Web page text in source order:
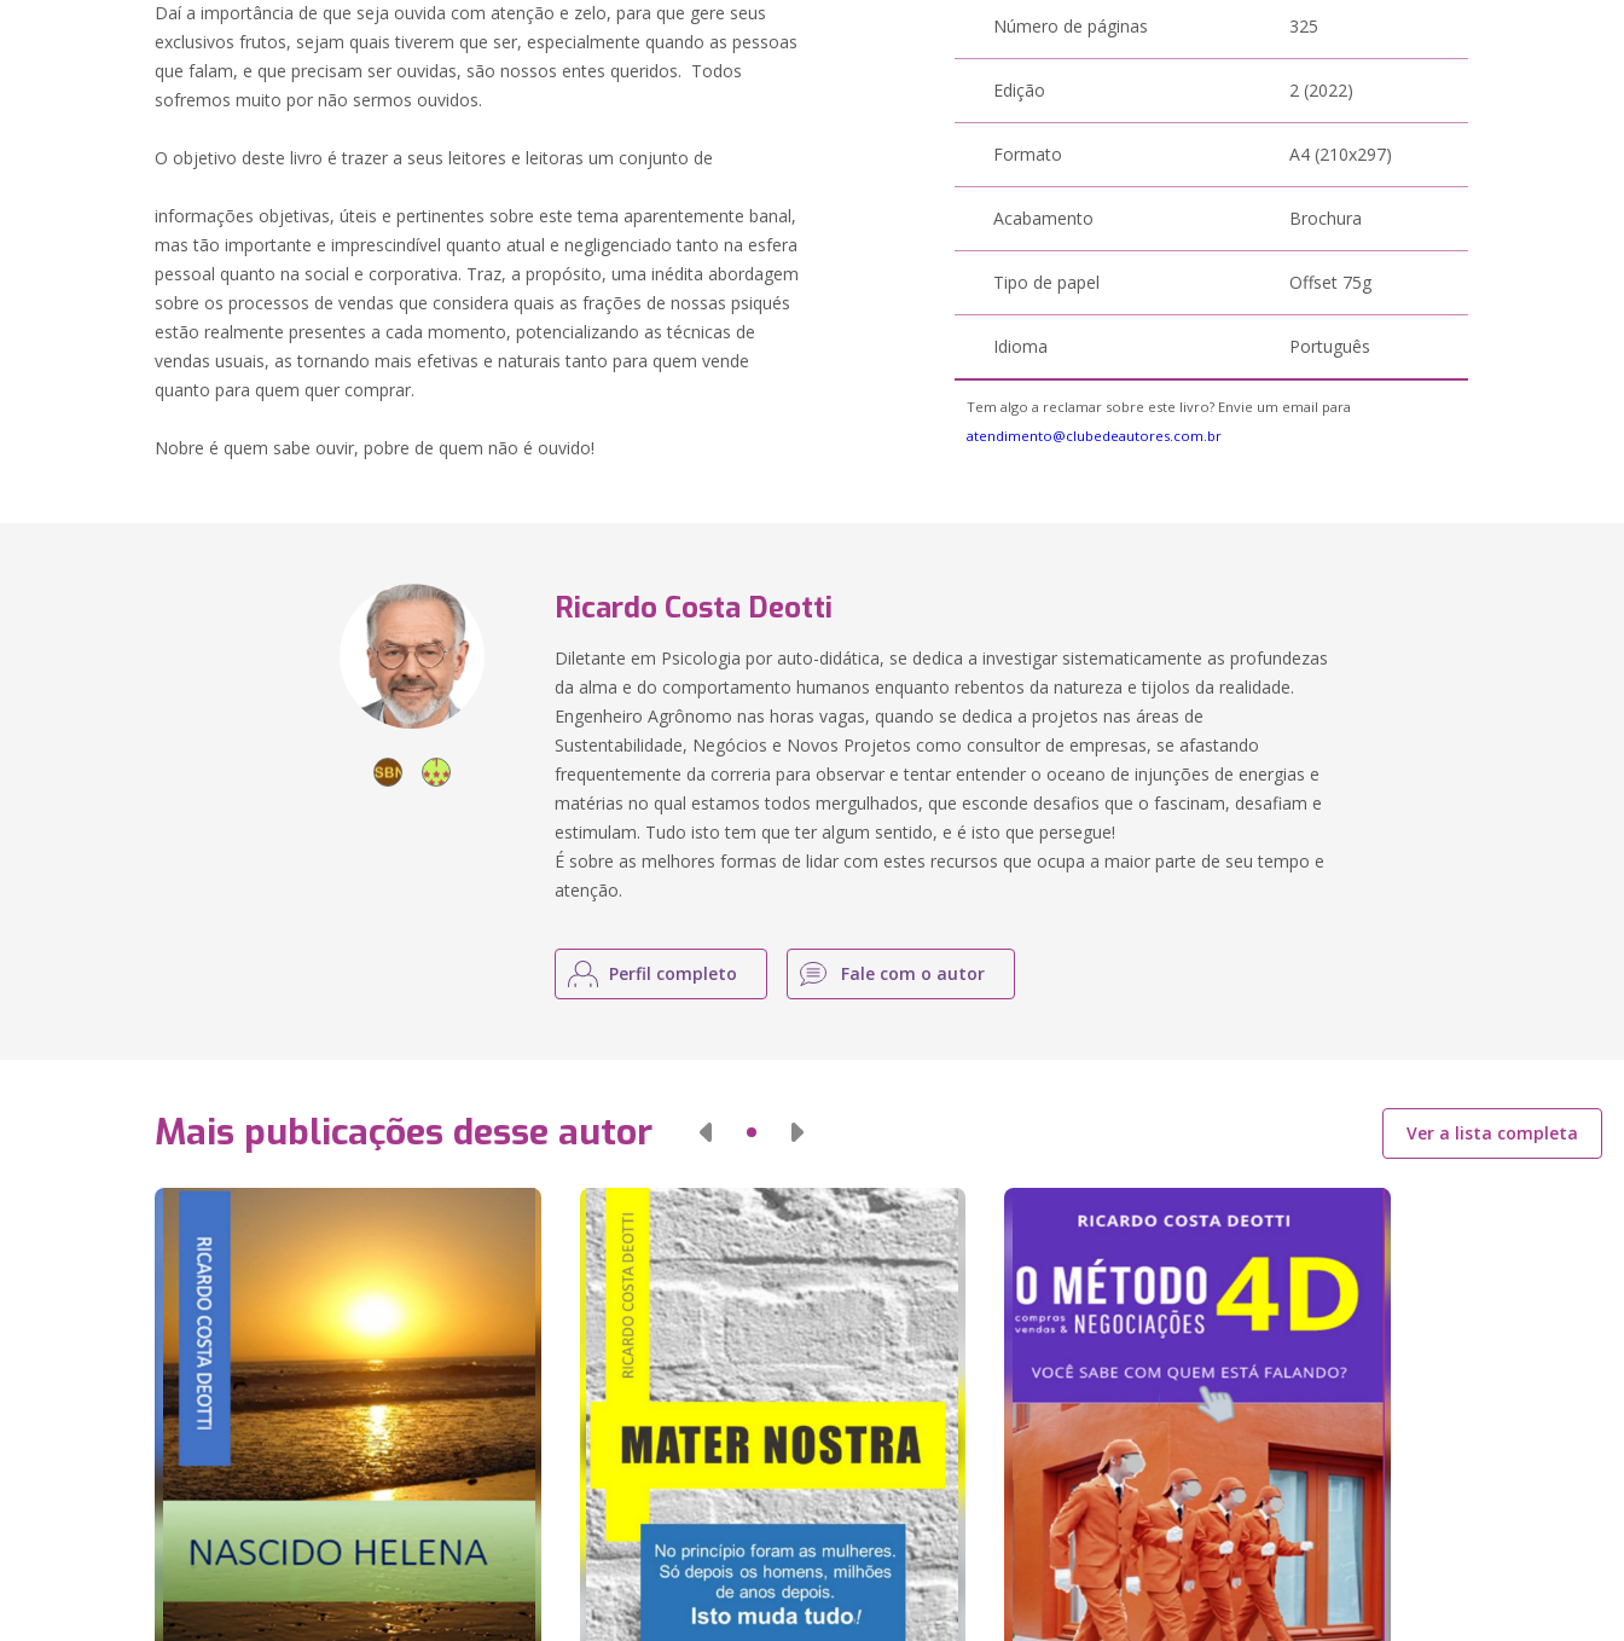
Daí a importância de que seja ouvida com atenção e zelo, para que gere seus
exclusivos frutos, sejam quais tiverem que ser, especialmente quando as pessoas
que falam, e que precisam ser ouvidas, são nossos entes queridos. Todos
sofremos muito por não sermos ouvidos.
O objetivo deste livro é trazer a seus leitores e leitoras um conjunto de
informações objetivas, úteis e pertinentes sobre este tema aparentemente banal,
mas tão importante e imprescindível quanto atual e negligenciado tanto na esfera
pessoal quanto na social e corporativa. Traz, a propósito, uma inédita abordagem
sobre os processos de vendas que considera quais as frações de nossas psiqués
estão realmente presentes a cada momento, potencializando as técnicas de
vendas usuais, as tornando mais efetivas e naturais tanto para quem vende
quanto para quem quer comprar.
Nobre é quem sabe ouvir, pobre de quem não é ouvido!
Número de páginas 325
Edição 2 (2022)
Formato A4 (210x297)
Acabamento Brochura
Tipo de papel Offset 75g
Idioma Português
Tem algo a reclamar sobre este livro? Envie um email para
atendimento@clubedeautores.com.br
Ricardo Costa Deotti
Diletante em Psicologia por auto-didática, se dedica a investigar sistematicamente as profundezas
da alma e do comportamento humanos enquanto rebentos da natureza e tijolos da realidade.
Engenheiro Agrônomo nas horas vagas, quando se dedica a projetos nas áreas de
Sustentabilidade, Negócios e Novos Projetos como consultor de empresas, se afastando
frequentemente da correria para observar e tentar entender o oceano de injunções de energias e
matérias no qual estamos todos mergulhados, que esconde desafios que o fascinam, desafiam e
estimulam. Tudo isto tem que ter algum sentido, e é isto que persegue!
É sobre as melhores formas de lidar com estes recursos que ocupa a maior parte de seu tempo e
atenção.
Perfil completo Fale com o autor
Mais publicações desse autor Ver a lista completa